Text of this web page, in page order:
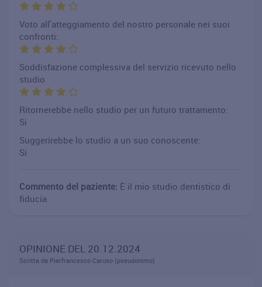
Voto all'atteggiamento del nostro personale nei suoi
confronti:
Soddisfazione complessiva del servizio ricevuto nello
studio
Ritornerebbe nello studio per un futuro trattamento:
Si
Suggerirebbe lo studio a un suo conoscente:
Si
Commento del paziente: È il mio studio dentistico di
fiducia
OPINIONE DEL 20.12.2024
Scritta da Pierfrancesco Caruso (pseudonimo)